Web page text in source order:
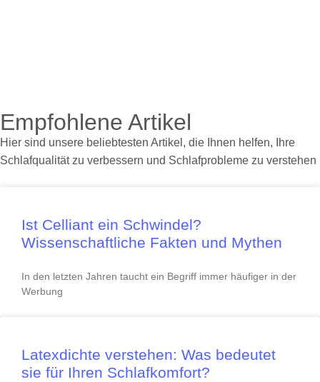
Empfohlene Artikel
Hier sind unsere beliebtesten Artikel, die Ihnen helfen, Ihre
Schlafqualität zu verbessern und Schlafprobleme zu verstehen
Ist Celliant ein Schwindel?
Wissenschaftliche Fakten und Mythen
In den letzten Jahren taucht ein Begriff immer häufiger in der
Werbung
Latexdichte verstehen: Was bedeutet
sie für Ihren Schlafkomfort?